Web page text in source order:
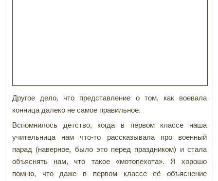
Другое дело, что представление о том, как воевала
конница далеко не самое правильное.
Вспомнилось детство, когда в первом классе наша
учительница нам что-то рассказывала про военный
парад (наверное, было это перед праздником) и стала
объяснять нам, что такое «мотопехота». Я хорошо
помню, что даже в первом классе её объяснение